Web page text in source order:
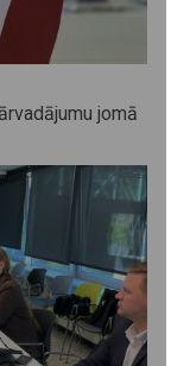
jomā